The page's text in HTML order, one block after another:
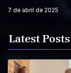
7 de abril de 2025
Latest Posts